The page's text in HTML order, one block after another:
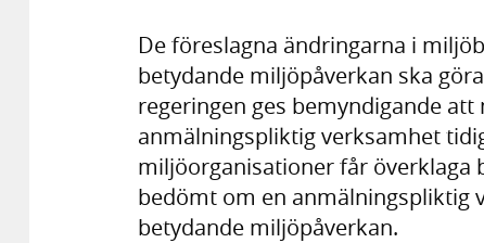
De föreslagna ändringarna i
betydande miljöpåverkan ska
regeringen ges bemyndigande
anmälningspliktig verksamhet
miljöorganisationer får överklaga
bedömt om en anmälningspliktig
betydande miljöpåverkan.